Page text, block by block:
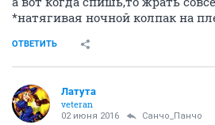
*натягивая ночной колпак на
ОТВЕТИТЬ
Латута
veteran
02 июня 2016 Cанчо_Панчо